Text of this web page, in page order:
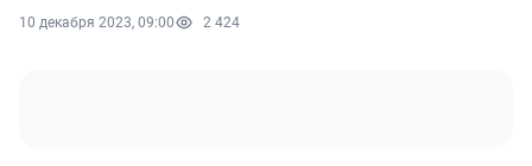
10 декабря 2023, 09:00 2 424